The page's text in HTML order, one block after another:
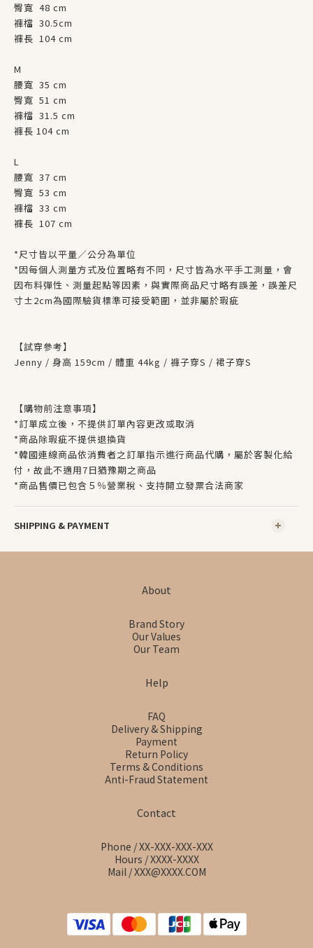
臀寬 48 cm
褲檔 30.5cm
褲長 104 cm
M
腰寬 35 cm
臀寬 51 cm
褲檔 31.5 cm
褲長 104 cm
L
腰寬 37 cm
臀寬 53 cm
褲檔 33 cm
褲長 107 cm
*尺寸皆以平量／公分為單位
*因每個人測量方式及位置略有不同，尺寸皆為水平手工測量，會
因布料彈性、測量起點等因素，與實際商品尺寸略有誤差，誤差尺
寸±2cm為國際驗貨標準可接受範圍，並非屬於瑕疵
【試穿參考】
Jenny / 身高 159cm / 體重 44kg / 褲子穿S / 裙子穿S
【購物前注意事項】
*訂單成立後，不提供訂單內容更改或取消
*商品除瑕疵不提供退換貨
*韓國連線商品依消費者之訂單指示進行商品代購，屬於客製化給
付，故此不適用7日猶豫期之商品
*商品售價已包含５％營業稅、支持開立發票合法商家
SHIPPING & PAYMENT
About
Brand Story
Our Values
Our Team
Help
FAQ
Delivery & Shipping
Payment
Return Policy
Terms & Conditions
Anti-Fraud Statement
Contact
Phone / XX-XXX-XXX-XXX
Hours / XXXX-XXXX
Mail / XXX@XXXX.COM